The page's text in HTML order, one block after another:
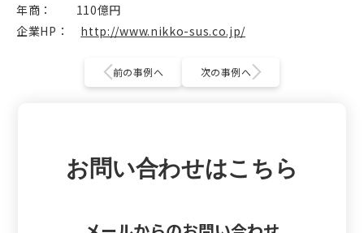
年商： 110億円
企業HP： http://www.nikko-sus.co.jp/
前の事例へ 次の事例へ
お問い合わせはこちら